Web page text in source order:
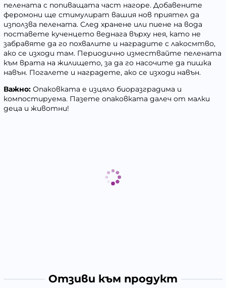
пелената с попиващата част нагоре. Добавените
феромони ще стимулират вашия нов приятел да
използва пелената. След хранене или пиене на вода
поставете кученцето веднага върху нея, като не
забравяте да го похвалите и наградите с лакосмтво,
ако се изходи там. Периодично измествайте пелената
към врата на жилището, за да го насочите да пишка
навън. Погалете и наградете, ако се изходи навън.
Важно: Опаковката е изцяло биоразградима и
компостируема. Пазете опаковката далеч от малки
деца и животни!
Отзиви към продукт